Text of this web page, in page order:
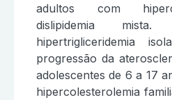
adultos com
dislipidemia
hipertrigliceridemia
progressão da
adolescentes de 6 a 17
hipercolesterolemia